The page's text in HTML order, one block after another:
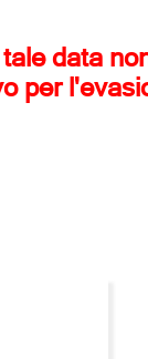
data
per